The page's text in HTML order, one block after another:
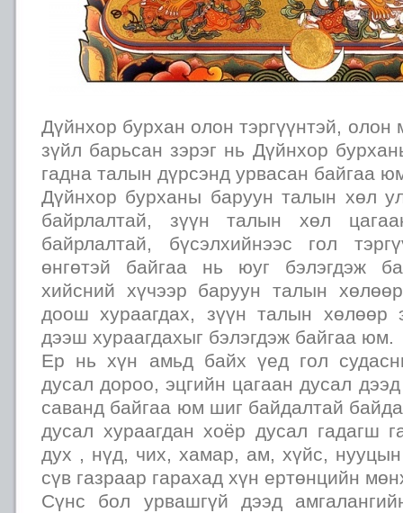
Дүйнхор бурхан олон тэргүүнтэй, олон
зүйл барьсан зэрэг нь Дүйнхор
гадна талын дүрсэнд урвасан байгаа
Дүйнхор бурханы баруун талын хөл
байрлалтай, зүүн талын хөл
байрлалтай, бүсэлхийнээс гол
өнгөтэй байгаа нь юуг бэлэгдэж
хийсний хүчээр баруун талын
доош хураагдах, зүүн талын хөлөөр
дээш хураагдахыг бэлэгдэж байгаа юм.
Ер нь хүн амьд байх үед гол
дусал дороо, эцгийн цагаан дусал
саванд байгаа юм шиг байдалтай
дусал хураагдан хоёр дусал гадагш
дух , нүд, чих, хамар, ам, хүйс,
сүв газраар гарахад хүн ертөнцийн
Сүнс бол урвашгүй дээд